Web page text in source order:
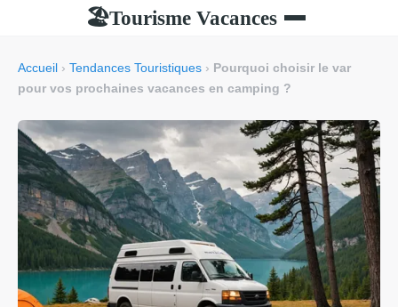
🏖Tourisme Vacances
Accueil › Tendances Touristiques › Pourquoi choisir le var
pour vos prochaines vacances en camping ?